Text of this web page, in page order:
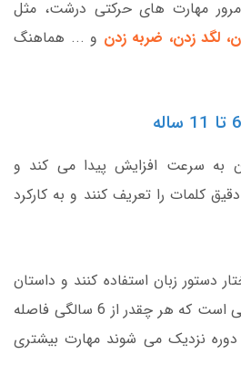
مرور مهارت های حرکتی درشت، مثل
لگد زدن، ضربه زدن و ... هماهنگ
به سرعت افزایش پیدا می کند و
کلمات را تعریف کنند و به کارکرد
دستور زبان استفاده کنند و داستان
ها را نقل قول کنند. (طبیعی است که هر چقدر از 6 سالگی فاصله
دوره نزدیک می شوند مهارت بیشتری